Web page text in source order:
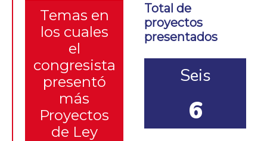
Temas en
los cuales
el
congresista
presentó
más
Proyectos
de Ley
Total de
proyectos
presentados
Seis
6